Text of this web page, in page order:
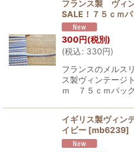
フランス製 ヴィ
SALE！７５ｃｍパ
300円(税別)
(税込: 330円)
フランスのメルス
ス製ヴィンテージ
ｍ ７５ｃｍパック
イギリス製ヴィン
イビー [mb6239]